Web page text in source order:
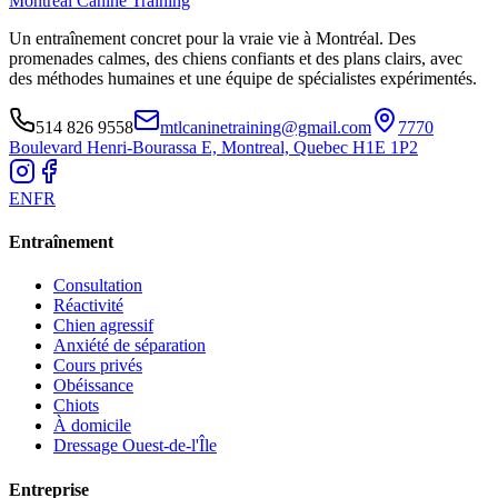
Un entraînement concret pour la vraie vie à Montréal. Des
promenades calmes, des chiens confiants et des plans clairs, avec
des méthodes humaines et une équipe de spécialistes expérimentés.
514 826 9558 mtlcaninetraining@gmail.com
7770
Boulevard Henri-Bourassa E, Montreal, Quebec H1E 1P2
ENFR
Entraînement
Consultation
Réactivité
Chien agressif
Anxiété de séparation
Cours privés
Obéissance
Chiots
À domicile
Dressage Ouest-de-l'Île
Entreprise